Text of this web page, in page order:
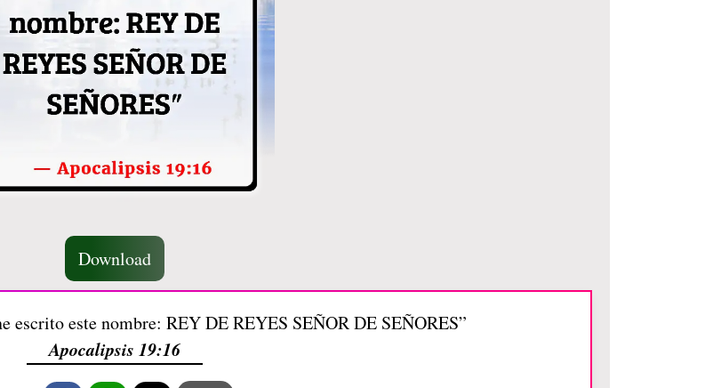
Download
escrito este nombre: REY DE REYES SEÑOR DE SEÑORES”
Apocalipsis 19:16